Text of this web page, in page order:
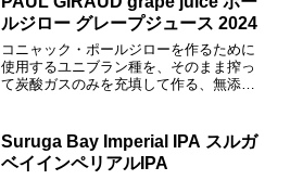
ルジロー グレープジュース 2024
コニャック・ポールジローを作るために
使用するユニブラン種を、そのまま搾っ
て炭酸ガスのみを充填して作る、無添
名ホテル、一流レストラン、オーセンテ
ィックバーといったお得意様...
Suruga Bay Imperial IPA スルガ
ベイインペリアルIPA